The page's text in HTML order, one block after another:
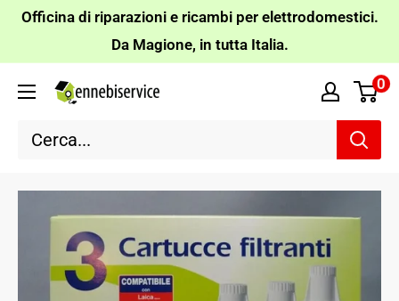
Vai
contenuto
Officina di riparazioni e ricambi per elettrodomestici.
Da Magione, in tutta Italia.
Ennebiservice 0